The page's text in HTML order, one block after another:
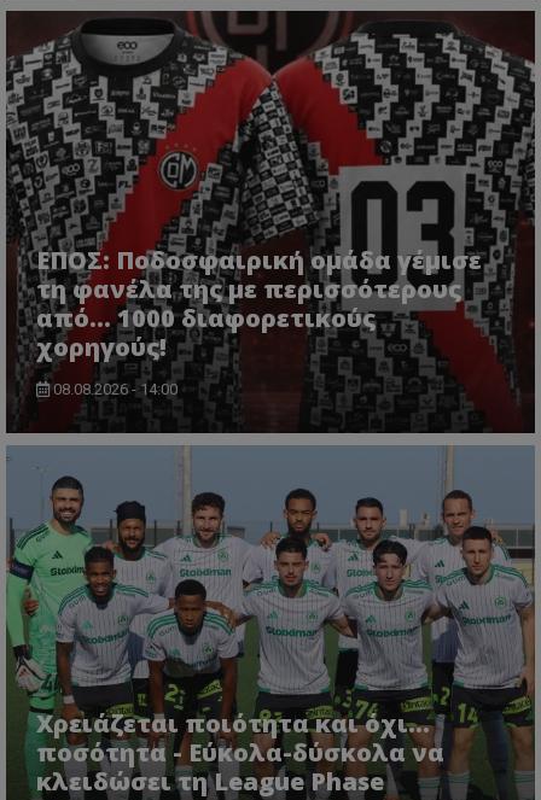
ΕΠΟΣ: Ποδοσφαιρική ομάδα γέμισε
τη φανέλα της με περισσότερους
από... 1000 διαφορετικούς
χορηγούς!
08.08.2026 - 14:00
Χρειάζεται ποιότητα και όχι...
ποσότητα - Εύκολα-δύσκολα να
κλειδώσει τη League Phase